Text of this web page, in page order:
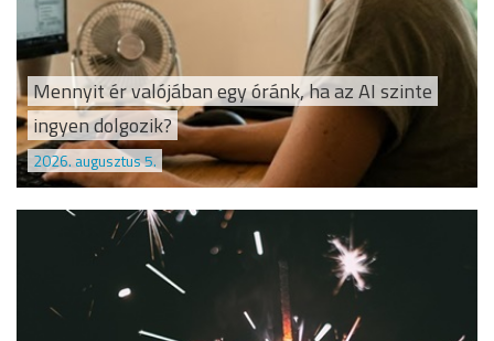
Mennyit ér valójában egy óránk, ha az AI szinte
ingyen dolgozik?
2026. augusztus 5.